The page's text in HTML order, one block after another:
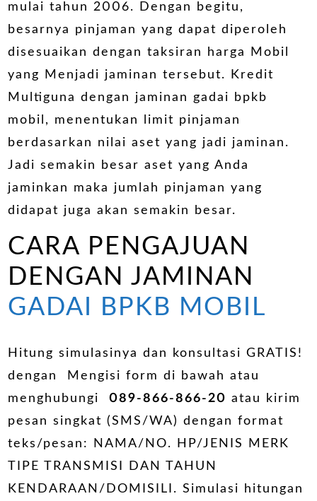
mulai tahun 2006. Dengan begitu,
besarnya pinjaman yang dapat diperoleh
disesuaikan dengan taksiran harga Mobil
yang Menjadi jaminan tersebut. Kredit
Multiguna dengan jaminan gadai bpkb
mobil, menentukan limit pinjaman
berdasarkan nilai aset yang jadi jaminan.
Jadi semakin besar aset yang Anda
jaminkan maka jumlah pinjaman yang
didapat juga akan semakin besar.
CARA PENGAJUAN
DENGAN JAMINAN
GADAI BPKB MOBIL
Hitung simulasinya dan konsultasi GRATIS!
dengan Mengisi form di bawah atau
menghubungi089-866-866-20 atau kirim
pesan singkat (SMS/WA) dengan format
teks/pesan: NAMA/NO. HP/JENIS MERK
TIPE TRANSMISI DAN TAHUN
KENDARAAN/DOMISILI. Simulasi hitungan